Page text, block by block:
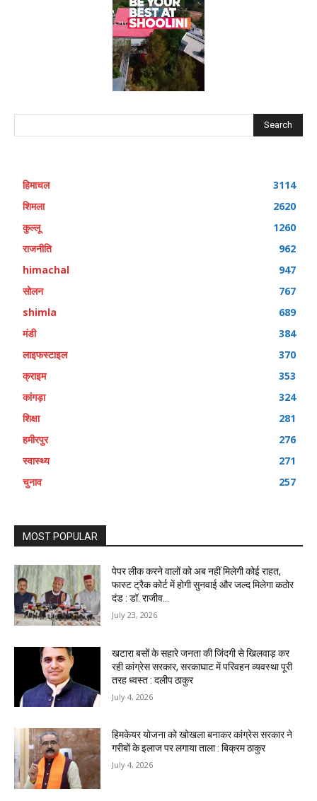
Search
हिमाचल
3114
शिमला
2620
कुल्लू
1260
राजनीति
962
himachal
947
सोलन
767
shimla
689
मंडी
384
लाइफस्टाइल
370
क्राइम
353
कांगड़ा
324
शिक्षा
281
हमीरपुर
276
स्वास्थ्य
271
चुनाव
257
MOST POPULAR
पेपर लीक करने वालों को अब नहीं मिलेगी कोई राहत,
फास्ट ट्रैक कोर्ट में होगी सुनवाई और जल्द मिलेगा कठोर
दंड : डॉ. राजीव...
July 23, 2026
खटारा बसों के सहारे जनता की जिंदगी से खिलवाड़ कर
रही कांग्रेस सरकार, सरकाघाट में परिवहन व्यवस्था पूरी
तरह ध्वस्त : दलीप ठाकुर
July 4, 2026
हिमकेयर योजना को खोखला बनाकर कांग्रेस सरकार ने
गरीबों के इलाज पर लगाया ताला : बिक्रम ठाकुर
July 4, 2026